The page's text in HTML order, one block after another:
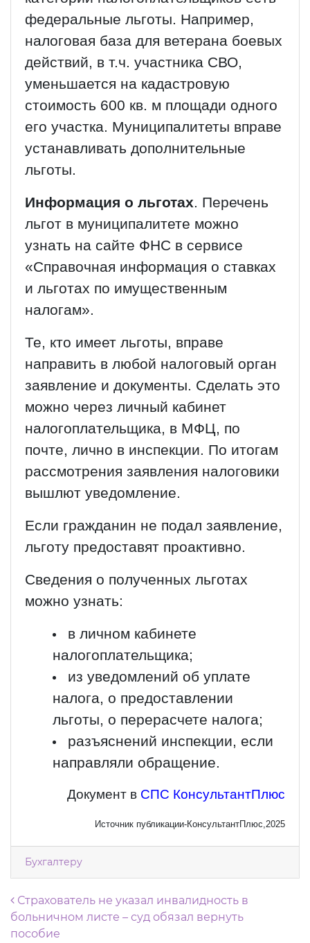
федеральные льготы. Например,
налоговая база для ветерана боевых
действий, в т.ч. участника СВО,
уменьшается на кадастровую
стоимость 600 кв. м площади одного
его участка. Муниципалитеты вправе
устанавливать дополнительные
льготы.
Информация о льготах. Перечень
льгот в муниципалитете можно
узнать на сайте ФНС в сервисе
«Справочная информация о ставках
и льготах по имущественным
налогам».
Те, кто имеет льготы, вправе
направить в любой налоговый орган
заявление и документы. Сделать это
можно через личный кабинет
налогоплательщика, в МФЦ, по
почте, лично в инспекции. По итогам
рассмотрения заявления налоговики
вышлют уведомление.
Если гражданин не подал заявление,
льготу предоставят проактивно.
Сведения о полученных льготах
можно узнать:
в личном кабинете
налогоплательщика;
из уведомлений об уплате
налога, о предоставлении
льготы, о перерасчете налога;
разъяснений инспекции, если
направляли обращение.
Документ в СПС КонсультантПлюс
Источник публикации-КонсультантПлюс,2025
Бухгалтеру
Навигация по записям
Страхователь не указал инвалидность в
больничном листе – суд обязал вернуть
пособие